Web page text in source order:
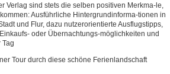
Verlag sind stets die selben positiven Merkma-le,
Ausführliche Hintergrundinforma-tionen in
und Flur, dazu nutzerorientierte Ausflugstipps,
oder Übernachtungs-möglichkeiten und
Tour durch diese schöne Ferienlandschaft